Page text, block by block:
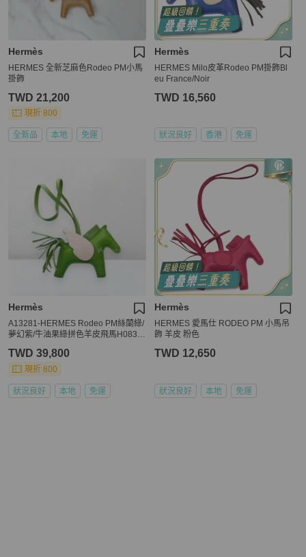
Hermès
HERMES 全新芝麻色Rodeo PM小馬
掛飾
TWD 21,200
現折 800
全新品 本地 免運
Hermès
HERMES Milo皮革Rodeo PM掛飾Bl
eu France/Noir
TWD 16,560
狀況良好 香港 免運
Hermès
A13281-HERMES Rodeo PM絲蘭綠/
夢幻紫/牛油果綠拼色羊皮飛馬H0830
TWD 39,800
現折 800
狀況良好 本地 免運
Hermès
HERMES 愛馬仕 RODEO PM 小馬吊
飾 羊皮 粉色
TWD 12,650
狀況良好 本地 免運